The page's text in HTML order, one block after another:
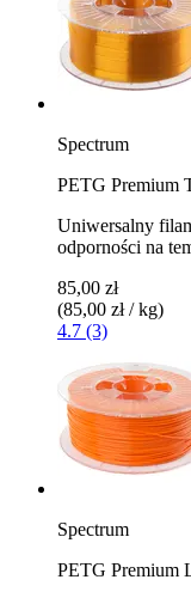
Spectrum
PETG Premium
Uniwersalny
odporności na
85,00 zł
(85,00 zł / kg)
4.7 (3)
Spectrum
PETG Premium